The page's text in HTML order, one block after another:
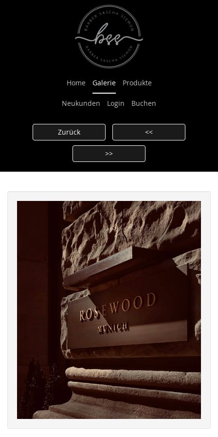
Home Galerie Produkte
Neukunden Login Buchen
Zurück <<
>>